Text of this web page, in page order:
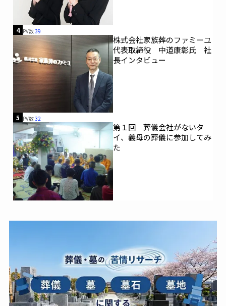
4 PV数39
株式会社家族葬のファミーユ
代表取締役 中道康彰氏 社
長インタビュー
5 PV数32
第１回 葬儀会社がないタ
イ、義母の葬儀に参加してみ
た